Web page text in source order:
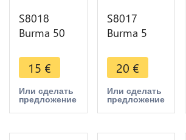
S8018
Burma 50
IX 2004
N.I.O. 50Th
Anniversary
Unc
15 €
Или сделать
предложение
S8017
Burma 5
FDC ->
Faire Offre
20 €
Или сделать
предложение